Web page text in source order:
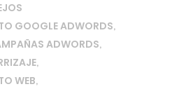
GOOGLE ADWORDS,
ADWORDS,
,
WEB,